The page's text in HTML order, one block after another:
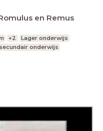
en Remus
+2
Lager onderwijs
onderwijs